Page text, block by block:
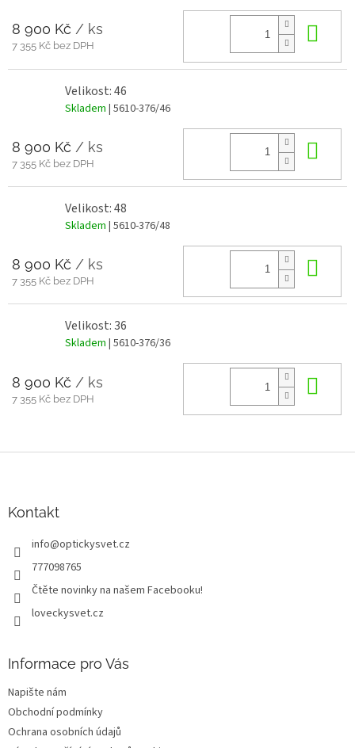
8 900 Kč / ks
7 355 Kč bez DPH
Velikost: 46
Skladem | 5610-376/46
8 900 Kč / ks
7 355 Kč bez DPH
Velikost: 48
Skladem | 5610-376/48
8 900 Kč / ks
7 355 Kč bez DPH
Velikost: 36
Skladem | 5610-376/36
8 900 Kč / ks
7 355 Kč bez DPH
Kontakt
info@optickysvet.cz
777098765
Čtěte novinky na našem Facebooku!
loveckysvet.cz
Informace pro Vás
Napište nám
Obchodní podmínky
Ochrana osobních údajů